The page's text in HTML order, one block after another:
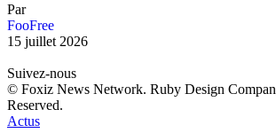
Par
FooFree
15 juillet 2026
Suivez-nous
© Foxiz News Network. Ruby Design
Reserved.
Actus